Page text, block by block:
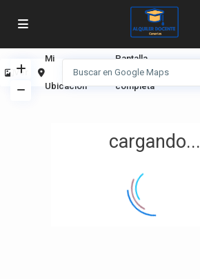
cargando...
Ver
Mi
Ubicación
Pantalla
completa